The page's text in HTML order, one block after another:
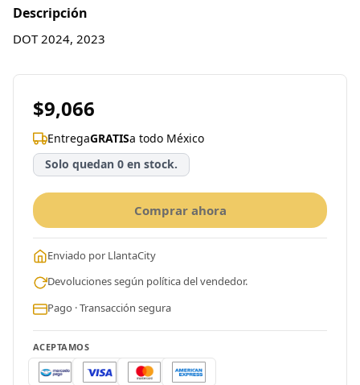
Descripción
DOT 2024, 2023
$9,066
EntregaGRATISa todo México
Solo quedan 0 en stock.
Comprar ahora
Enviado por LlantaCity
Devoluciones según política del vendedor.
Pago · Transacción segura
ACEPTAMOS